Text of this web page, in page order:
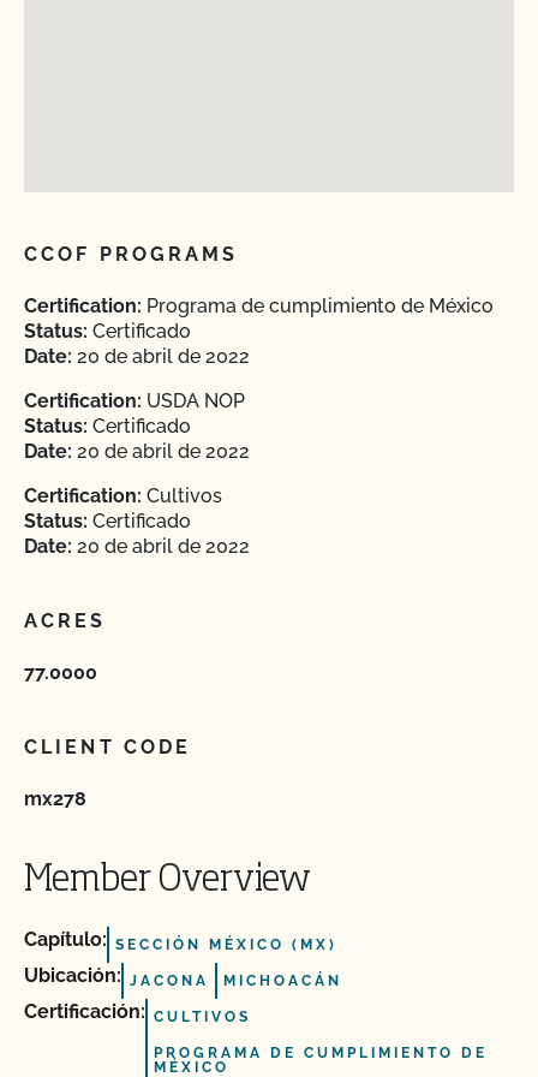
CCOF PROGRAMS
Certification: Programa de cumplimiento de México
Status: Certificado
Date: 20 de abril de 2022
Certification: USDA NOP
Status: Certificado
Date: 20 de abril de 2022
Certification: Cultivos
Status: Certificado
Date: 20 de abril de 2022
ACRES
77.0000
CLIENT CODE
mx278
Member Overview
Capítulo: SECCIÓN MÉXICO (MX)
Ubicación: JACONA MICHOACÁN
Certificación: CULTIVOS
PROGRAMA DE CUMPLIMIENTO DE
MÉXICO